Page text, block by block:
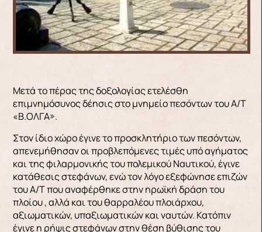
Μετά το πέρας της δοξολογίας ετελέσθη
επιμνημόσυνος δέησις στο μνημείο πεσόντων του Α/Τ
«Β.ΟΛΓΑ».
Στον ίδιο χώρο έγινε το προσκλητήριο των πεσόντων,
απενεμήθησαν οι προβλεπόμενες τιμές υπό αγήματος
και της φιλαρμονικής του πολεμικού Ναυτικού, έγινε
κατάθεσις στεφάνων, ενώ τον λόγο εξεφώνησε επιζών
του Α/Τ που αναφέρθηκε στην ηρωϊκή δράση του
πλοίου , αλλά και του θαρραλέου πλοιάρχου,
αξιωματικών, υπαξιωματικών και ναυτών. Κατόπιν
έγινε η ρήψις στεφάνων στην θέση βύθισης του